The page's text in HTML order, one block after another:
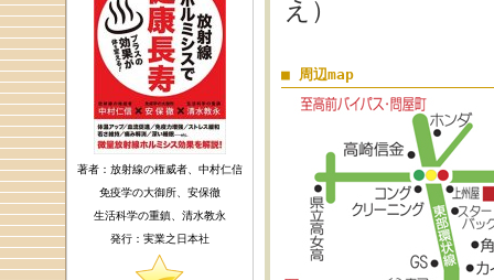
著者：放射線の権威者、中村仁信
免疫学の大御所、安保徹
生活科学の重鎮、清水教永
発行：実業之日本社
え）
■ 周辺map